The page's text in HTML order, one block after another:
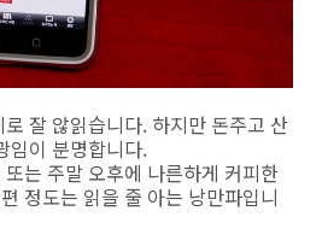
잘 않읽습니다. 하지만 돈주고 산
임이 분명합니다.
는 주말 오후에 나른하게 커피한
정도는 읽을 줄 아는 낭만파입니